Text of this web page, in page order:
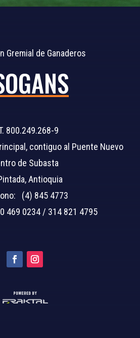
Gremial de Ganaderos
800.249.268-9
contiguo al Puente Nuevo
de Subasta
Antioquia
(4) 845 4773
469 0234 / 314 821 4795